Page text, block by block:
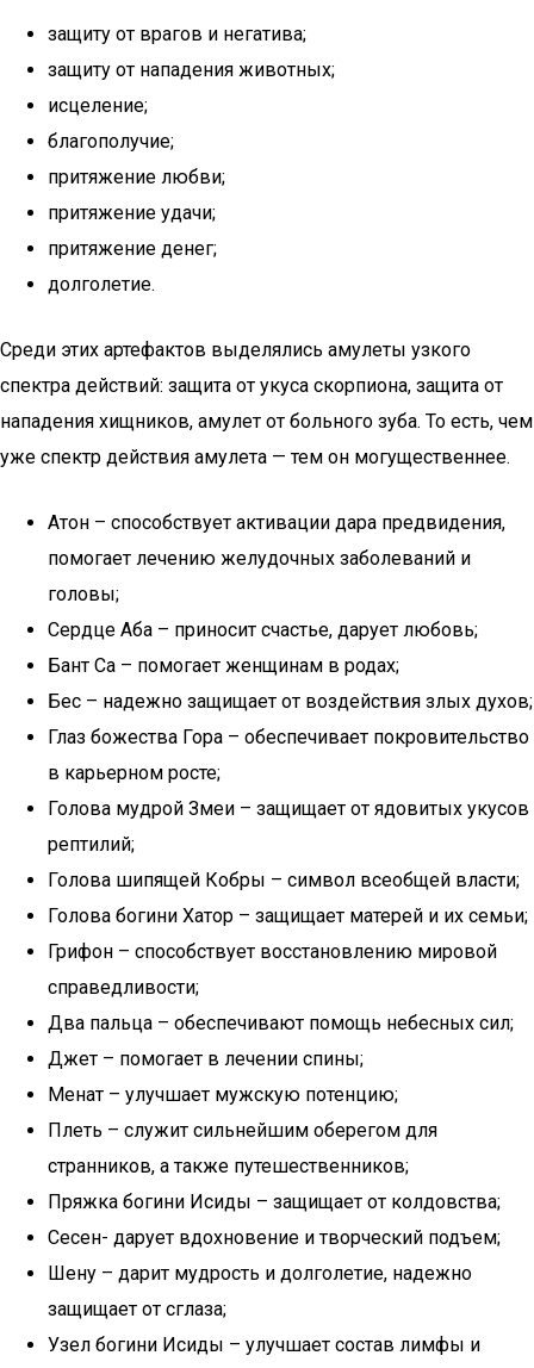
защиту от врагов и негатива;
защиту от нападения животных;
исцеление;
благополучие;
притяжение любви;
притяжение удачи;
притяжение денег;
долголетие.
Среди этих артефактов выделялись амулеты узкого
спектра действий: защита от укуса скорпиона, защита от
нападения хищников, амулет от больного зуба. То есть, чем
уже спектр действия амулета — тем он могущественнее.
Атон – способствует активации дара предвидения,
помогает лечению желудочных заболеваний и
головы;
Сердце Аба – приносит счастье, дарует любовь;
Бант Са – помогает женщинам в родах;
Бес – надежно защищает от воздействия злых духов;
Глаз божества Гора – обеспечивает покровительство
в карьерном росте;
Голова мудрой Змеи – защищает от ядовитых укусов
рептилий;
Голова шипящей Кобры – символ всеобщей власти;
Голова богини Хатор – защищает матерей и их семьи;
Грифон – способствует восстановлению мировой
справедливости;
Два пальца – обеспечивают помощь небесных сил;
Джет – помогает в лечении спины;
Менат – улучшает мужскую потенцию;
Плеть – служит сильнейшим оберегом для
странников, а также путешественников;
Пряжка богини Исиды – защищает от колдовства;
Сесен- дарует вдохновение и творческий подъем;
Шену – дарит мудрость и долголетие, надежно
защищает от сглаза;
Узел богини Исиды – улучшает состав лимфы и